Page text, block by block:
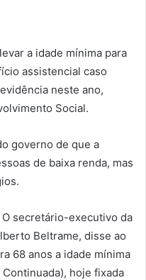
a idade mínima para
assistencial caso
neste ano,
Social.
governo de que a
de baixa renda, mas
O secretário-executivo da
Beltrame, disse ao
68 anos a idade mínima
hoje fixada